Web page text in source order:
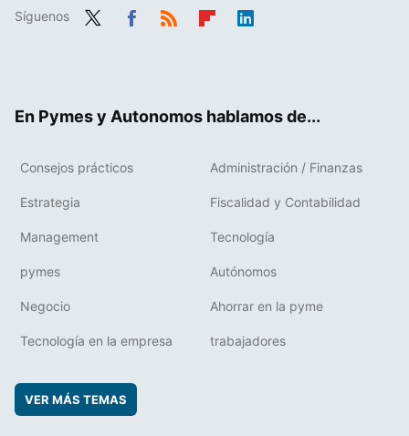
Síguenos
En Pymes y Autonomos hablamos de...
Consejos prácticos Administración / Finanzas
Estrategia Fiscalidad y Contabilidad
Management Tecnología
pymes Autónomos
Negocio Ahorrar en la pyme
Tecnología en la empresa trabajadores
VER MÁS TEMAS